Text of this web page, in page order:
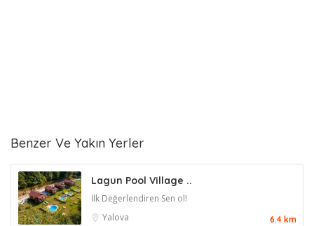
Benzer Ve Yakın Yerler
Lagun Pool Village ..
İlk Değerlendiren Sen ol!
Yalova
6.4 km